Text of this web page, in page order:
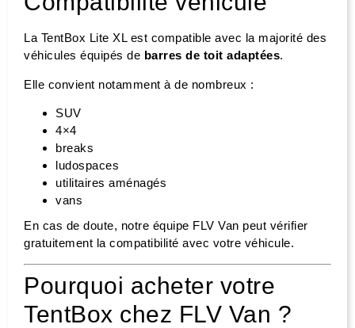
La TentBox Lite XL est compatible avec la majorité des
véhicules équipés de barres de toit adaptées.
Elle convient notamment à de nombreux :
SUV
4×4
breaks
ludospaces
utilitaires aménagés
vans
En cas de doute, notre équipe FLV Van peut vérifier
gratuitement la compatibilité avec votre véhicule.
Pourquoi acheter votre
TentBox chez FLV Van ?